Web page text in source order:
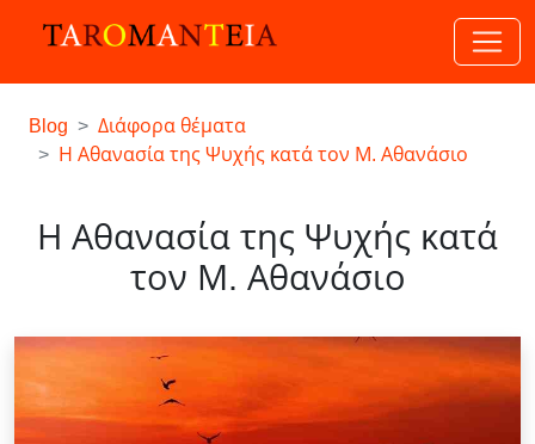
Blog
Διάφορα θέματα
Η Αθανασία της Ψυχής κατά τον Μ. Αθανάσιο
Η Αθανασία της Ψυχής κατά
τον Μ. Αθανάσιο